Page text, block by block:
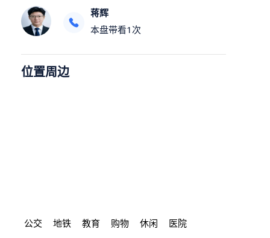
蒋辉
本盘带看1次
位置周边
公交 地铁 教育 购物 休闲 医院